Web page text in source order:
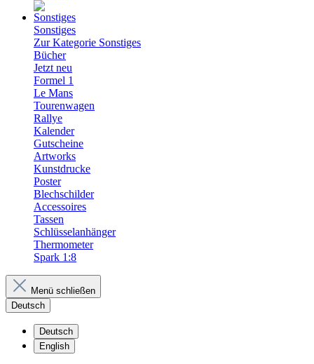
Sonstiges
Zur Kategorie Sonstiges
Bücher
Jetzt neu
Formel 1
Le Mans
Tourenwagen
Rallye
Kalender
Gutscheine
Artworks
Kunstdrucke
Poster
Blechschilder
Accessoires
Tassen
Schlüsselanhänger
Thermometer
Spark 1:8
Menü schließen
Deutsch
Deutsch
English